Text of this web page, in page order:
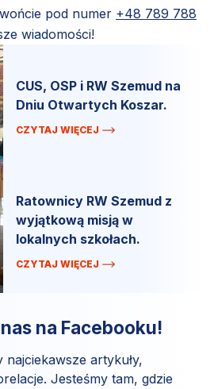
pod numer +48 789 788
wiadomości!
CUS, OSP i RW Szemud na
Dniu Otwartych Koszar.
CZYTAJ WIĘCEJ
Ratownicy RW Szemud z
wyjątkową misją w
lokalnych szkołach.
CZYTAJ WIĘCEJ
na Facebooku!
najciekawsze artykuły,
Jesteśmy tam, gdzie